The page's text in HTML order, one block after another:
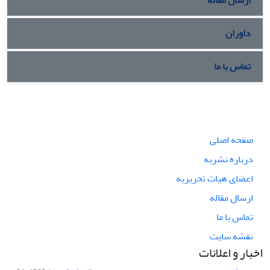
داوران
تماس با ما
صفحه اصلی
درباره نشریه
اعضای هیات تحریریه
ارسال مقاله
تماس با ما
نقشه سایت
اخبار و اعلانات